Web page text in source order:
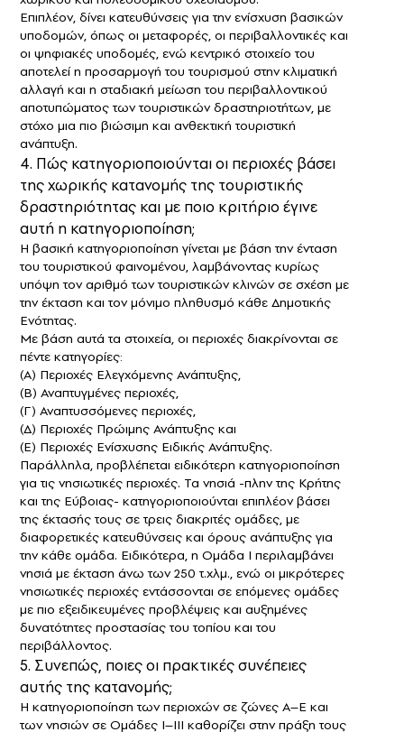
Επιπλέον, δίνει κατευθύνσεις για την ενίσχυση βασικών
υποδομών, όπως οι μεταφορές, οι περιβαλλοντικές και
οι ψηφιακές υποδομές, ενώ κεντρικό στοιχείο του
αποτελεί η προσαρμογή του τουρισμού στην κλιματική
αλλαγή και η σταδιακή μείωση του περιβαλλοντικού
αποτυπώματος των τουριστικών δραστηριοτήτων, με
στόχο μια πιο βιώσιμη και ανθεκτική τουριστική
ανάπτυξη.
4. Πώς κατηγοριοποιούνται οι περιοχές βάσει
της χωρικής κατανομής της τουριστικής
δραστηριότητας και με ποιο κριτήριο έγινε
αυτή η κατηγοριοποίηση;
Η βασική κατηγοριοποίηση γίνεται με βάση την ένταση
του τουριστικού φαινομένου, λαμβάνοντας κυρίως
υπόψη τον αριθμό των τουριστικών κλινών σε σχέση με
την έκταση και τον μόνιμο πληθυσμό κάθε Δημοτικής
Ενότητας.
Με βάση αυτά τα στοιχεία, οι περιοχές διακρίνονται σε
πέντε κατηγορίες:
(Α) Περιοχές Ελεγχόμενης Ανάπτυξης,
(Β) Αναπτυγμένες περιοχές,
(Γ) Αναπτυσσόμενες περιοχές,
(Δ) Περιοχές Πρώιμης Ανάπτυξης και
(Ε) Περιοχές Ενίσχυσης Ειδικής Ανάπτυξης.
Παράλληλα, προβλέπεται ειδικότερη κατηγοριοποίηση
για τις νησιωτικές περιοχές. Τα νησιά -πλην της Κρήτης
και της Εύβοιας- κατηγοριοποιούνται επιπλέον βάσει
της έκτασής τους σε τρεις διακριτές ομάδες, με
διαφορετικές κατευθύνσεις και όρους ανάπτυξης για
την κάθε ομάδα. Ειδικότερα, η Ομάδα Ι περιλαμβάνει
νησιά με έκταση άνω των 250 τ.χλμ., ενώ οι μικρότερες
νησιωτικές περιοχές εντάσσονται σε επόμενες ομάδες
με πιο εξειδικευμένες προβλέψεις και αυξημένες
δυνατότητες προστασίας του τοπίου και του
περιβάλλοντος.
5. Συνεπώς, ποιες οι πρακτικές συνέπειες
αυτής της κατανομής;
Η κατηγοριοποίηση των περιοχών σε ζώνες Α–Ε και
των νησιών σε Ομάδες Ι–ΙΙΙ καθορίζει στην πράξη τους